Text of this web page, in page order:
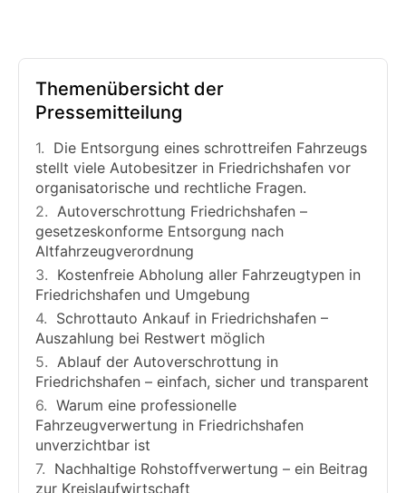
Themenübersicht der
Pressemitteilung
Die Entsorgung eines schrottreifen Fahrzeugs
stellt viele Autobesitzer in Friedrichshafen vor
organisatorische und rechtliche Fragen.
Autoverschrottung Friedrichshafen –
gesetzeskonforme Entsorgung nach
Altfahrzeugverordnung
Kostenfreie Abholung aller Fahrzeugtypen in
Friedrichshafen und Umgebung
Schrottauto Ankauf in Friedrichshafen –
Auszahlung bei Restwert möglich
Ablauf der Autoverschrottung in
Friedrichshafen – einfach, sicher und transparent
Warum eine professionelle
Fahrzeugverwertung in Friedrichshafen
unverzichtbar ist
Nachhaltige Rohstoffverwertung – ein Beitrag
zur Kreislaufwirtschaft